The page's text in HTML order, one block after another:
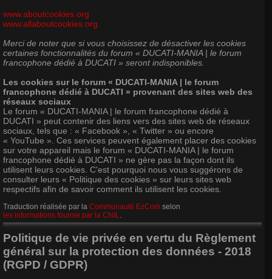
www.aboutcookies.org
www.allaboutcookies.org
Merci de noter que si vous choisissez de désactiver les cookies
certaines fonctionnalités du forum « DUCATI-MANIA | le forum
francophone dédié à DUCATI » seront indisponibles.
Les cookies sur le forum « DUCATI-MANIA | le forum
francophone dédié à DUCATI » provenant des sites web des
réseaux sociaux
Le forum « DUCATI-MANIA | le forum francophone dédié à
DUCATI » peut contenir des liens vers des sites web de réseaux
sociaux, tels que : « Facebook », « Twitter » ou encore
« YouTube ». Ces services peuvent également placer des cookies
sur votre appareil mais le forum « DUCATI-MANIA | le forum
francophone dédié à DUCATI » ne gère pas la façon dont ils
utilisent leurs cookies. C'est pourquoi nous vous suggérons de
consulter leurs « Politique des cookies » sur leurs sites web
respectifs afin de savoir comment ils utilisent les cookies.
Traduction réalisée par la Communauté EzCom selon
les informations fournie par la CNIL.
Politique de vie privée en vertu du Règlement
général sur la protection des données - 2018
(RGPD / GDPR)